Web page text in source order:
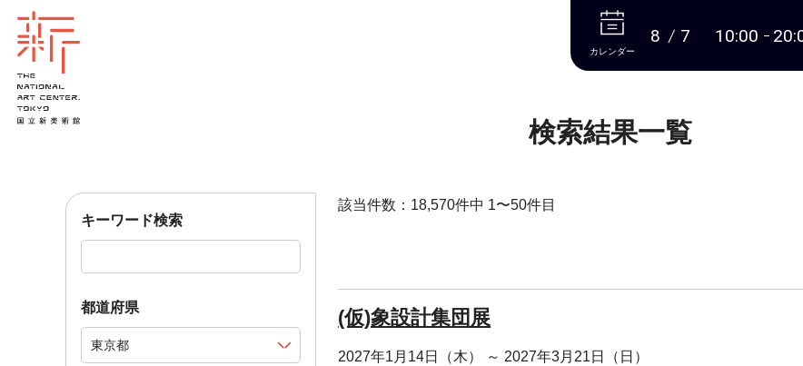
本文へ
カレンダー
8 7 10:00
検索結果一覧
キーワード検索
都道府県
該当件数：18,570件中 1〜50件目
(仮)象設計集団展
2027年1月14日（木） ～ 2027年3月21日（日）